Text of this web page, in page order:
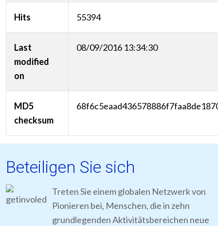
Hits 55394
Last
modified
on
08/09/2016 13:34:30
MD5
checksum
Beteiligen Sie sich
Treten Sie einem globalen Netzwerk von
Pionieren bei, Menschen, die in zehn
grundlegenden Aktivitätsbereichen neue